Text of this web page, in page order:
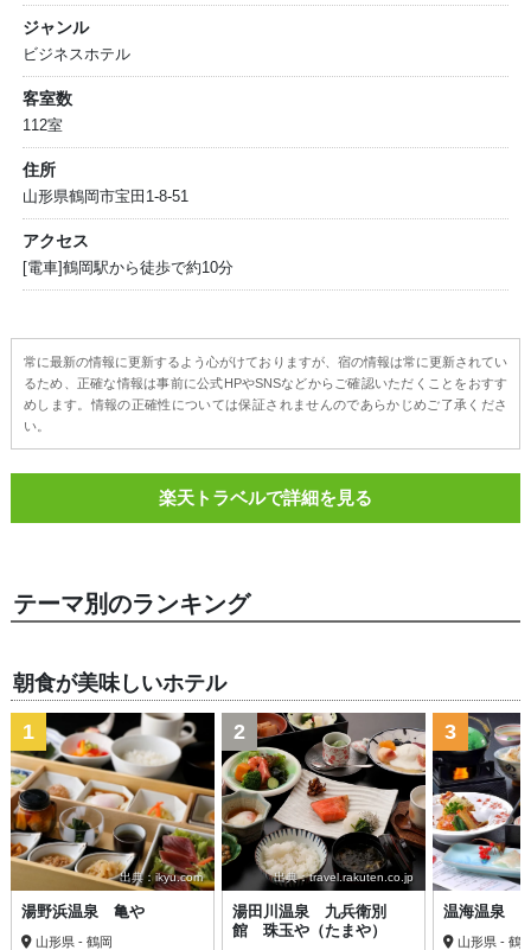
ジャンル
ビジネスホテル
客室数
112室
住所
山形県鶴岡市宝田1-8-51
アクセス
[電車]鶴岡駅から徒歩で約10分
常に最新の情報に更新するよう心がけておりますが、宿の情報は常に更新されてい
るため、正確な情報は事前に公式HPやSNSなどからご確認いただくことをおすす
めします。情報の正確性については保証されませんのであらかじめご了承くださ
い。
楽天トラベルで詳細を見る
テーマ別のランキング
朝食が美味しいホテル
出典：ikyu.com
1
湯野浜温泉 亀や
山形県 - 鶴岡
出典：travel.rakuten.co.jp
2
湯田川温泉 九兵衛別
館 珠玉や（たまや）
3
温海温泉
山形県 - 鶴